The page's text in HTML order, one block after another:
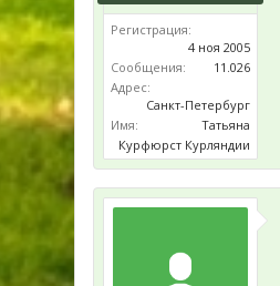
Регистрация:
4 ноя 2005
Сообщения:
11.026
Адрес:
Санкт-Петербург
Имя:
Татьяна
Курфюрст Курляндии